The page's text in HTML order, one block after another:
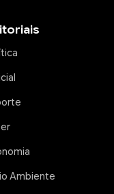
Ambiente